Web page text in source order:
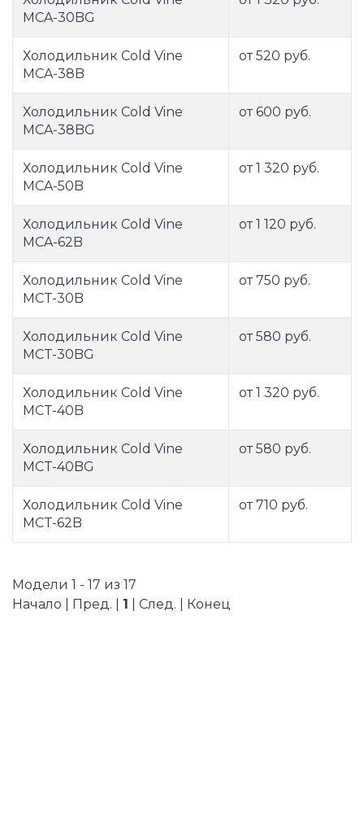
MCA-30BG
Холодильник Cold Vine
MCA-38B
от 520 руб.
Холодильник Cold Vine
MCA-38BG
от 600 руб.
Холодильник Cold Vine
MCA-50B
от 1 320 руб.
Холодильник Cold Vine
MCA-62B
от 1 120 руб.
Холодильник Cold Vine
MCT-30B
от 750 руб.
Холодильник Cold Vine
MCT-30BG
от 580 руб.
Холодильник Cold Vine
MCT-40B
от 1 320 руб.
Холодильник Cold Vine
MCT-40BG
от 580 руб.
Холодильник Cold Vine
MCT-62B
от 710 руб.
Модели 1 - 17 из 17
Начало | Пред. | 1 | След. | Конец